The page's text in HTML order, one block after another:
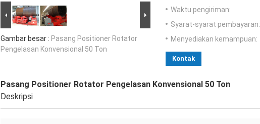
Gambar besar : Pasang Positioner Rotator
Pengelasan Konvensional 50 Ton
Waktu pengiriman:
Syarat-syarat pembayaran:
Menyediakan kemampuan:
Kontak
Pasang Positioner Rotator Pengelasan Konvensional 50 Ton
Deskripsi